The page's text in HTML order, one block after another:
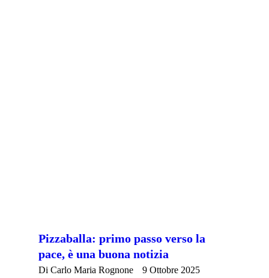
Pizzaballa: primo passo verso la
pace, è una buona notizia
Di Carlo Maria Rognone
9 Ottobre 2025